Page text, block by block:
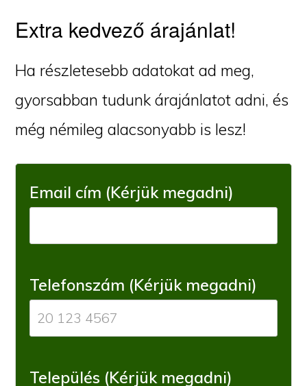
Extra kedvező árajánlat!
Ha részletesebb adatokat ad meg,
gyorsabban tudunk árajánlatot adni, és
még némileg alacsonyabb is lesz!
Email cím (Kérjük megadni)
Telefonszám (Kérjük megadni)
Település (Kérjük megadni)